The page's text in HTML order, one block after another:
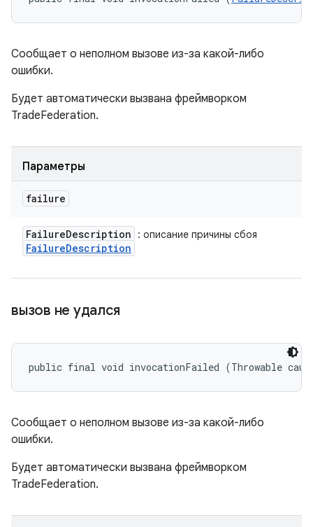
Сообщает о неполном вызове из-за какой-либо
ошибки.
Будет автоматически вызвана фреймворком
TradeFederation.
Параметры
failure
FailureDescription : описание причины сбоя
FailureDescription
вызов не удался
public final void invocationFailed (Throwable
Сообщает о неполном вызове из-за какой-либо
ошибки.
Будет автоматически вызвана фреймворком
TradeFederation.